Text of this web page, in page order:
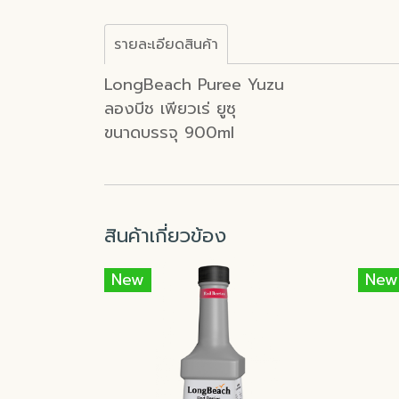
รายละเอียดสินค้า
LongBeach Puree Yuzu
ลองบีช เพียวเร่ ยูซุ
ขนาดบรรจุ 900ml
สินค้าเกี่ยวข้อง
New New